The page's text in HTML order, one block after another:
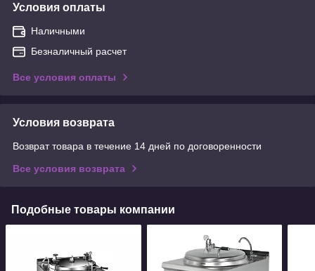
Условия оплаты
Наличными
Безналичный расчет
Все условия оплаты
Условия возврата
Возврат товара в течение 14 дней по договоренности
Все условия возврата
Подобные товары компании